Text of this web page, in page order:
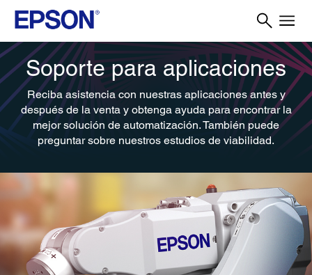
Soporte para aplicaciones
Reciba asistencia con nuestras aplicaciones antes y
después de la venta y obtenga ayuda para encontrar la
mejor solución de automatización. También puede
preguntar sobre nuestros estudios de viabilidad.